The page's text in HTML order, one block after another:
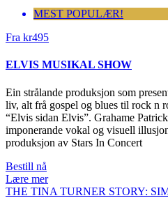
MEST POPULÆR!
Fra kr495
ELVIS MUSIKAL SHOW
Ein strålande produksjon som
liv, alt frå gospel og blues til rock n
“Elvis sidan Elvis”. Grahame
imponerande vokal og visuell
produksjon av Stars In Concert
Bestill nå
Lære mer
THE TINA TURNER STORY: